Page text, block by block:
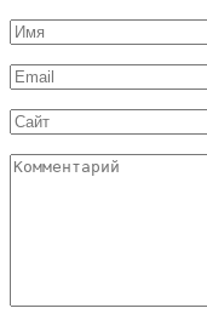
Имя
*
Email
*
Сайт
Комментарий